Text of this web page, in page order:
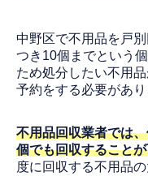
中野区で不用品を戸
つき10個までという
ため処分したい不用
予約をする必要があり
不用品回収業者では
個でも回収すること
度に回収する不用品